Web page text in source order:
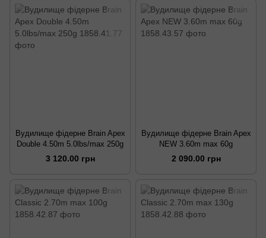
Вудилище фідерне Brain Apex
Double 4.50m 5.0lbs/max 250g
3 120.00 грн
Вудилище фідерне Brain Apex
NEW 3.60m max 60g
2 090.00 грн